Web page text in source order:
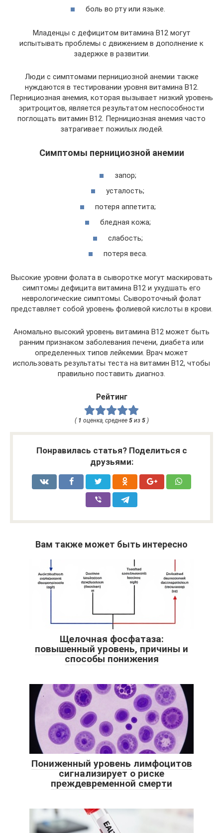
боль во рту или языке.
Младенцы с дефицитом витамина B12 могут
испытывать проблемы с движением в дополнение к
задержке в развитии.
Люди с симптомами пернициозной анемии также
нуждаются в тестировании уровня витамина B12.
Пернициозная анемия, которая вызывает низкий уровень
эритроцитов, является результатом неспособности
поглощать витамин B12. Пернициозная анемия часто
затрагивает пожилых людей.
Симптомы пернициозной анемии
запор;
усталость;
потеря аппетита;
бледная кожа;
слабость;
потеря веса.
Высокие уровни фолата в сыворотке могут маскировать
симптомы дефицита витамина B12 и ухудшать его
неврологические симптомы. Сывороточный фолат
представляет собой уровень фолиевой кислоты в крови.
Аномально высокий уровень витамина B12 может быть
ранним признаком заболевания печени, диабета или
определенных типов лейкемии. Врач может
использовать результаты теста на витамин B12, чтобы
правильно поставить диагноз.
Рейтинг
( 1 оценка, среднее 5из 5)
Понравилась статья? Поделиться с
друзьями:
Вам также может быть интересно
Щелочная фосфатаза:
повышенный уровень, причины и
способы понижения
Пониженный уровень лимфоцитов
сигнализирует о риске
преждевременной смерти